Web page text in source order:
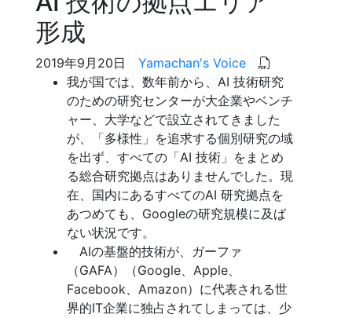
形成
2019年9月20日 Yamachan's Voice
我が国では、数年前から、AI 技術研究
のための研究センターが大企業やベンチ
ャー、大学などで設立されてきました
が、「多様性」を追求する個別研究の域
を出ず、すべての「AI 技術」をまとめ
る総合研究拠点はありませんでした。現
在、国内にあるすべてのAI 研究拠点を
あつめても、Googleの研究規模に及ば
ない状況です。
AIの基盤的技術が、ガーファ
（GAFA）（Google、Apple、
Facebook、Amazon）に代表される世
界的IT企業に独占されてしまっては、少